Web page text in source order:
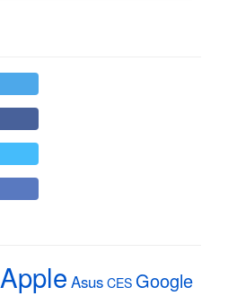
Apple Asus CES Google